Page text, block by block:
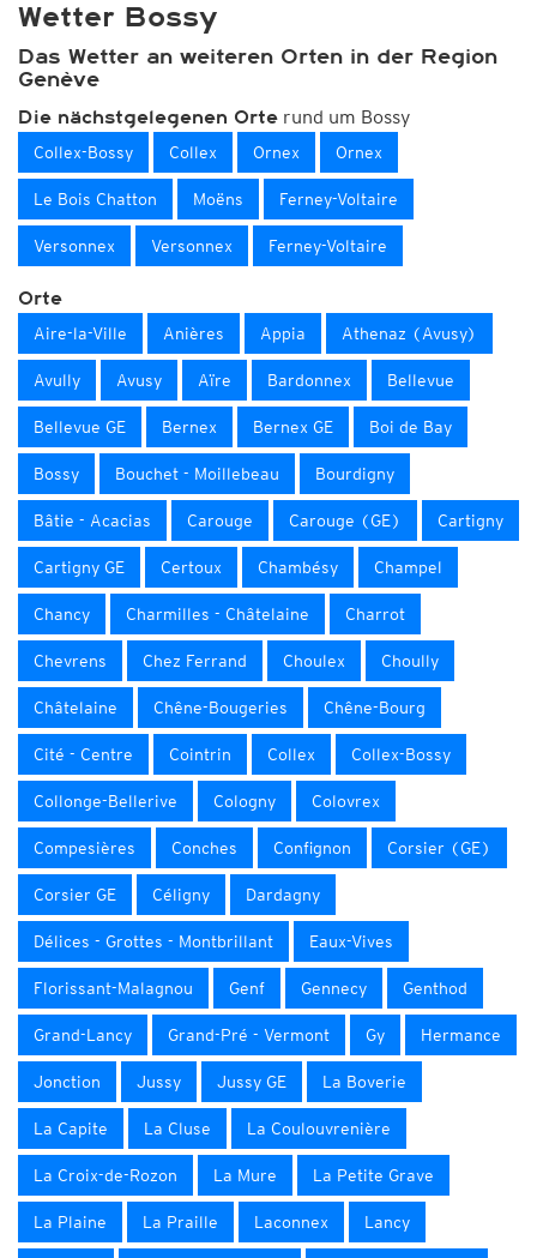
Wetter Bossy
Das Wetter an weiteren Orten in der Region
Genève
Die nächstgelegenen Orte rund um Bossy
Collex-Bossy Collex Ornex Ornex
Le Bois Chatton Moëns Ferney-Voltaire
Versonnex Versonnex Ferney-Voltaire
Orte
Aire-la-Ville Anières Appia Athenaz (Avusy)
Avully Avusy Aïre Bardonnex Bellevue
Bellevue GE Bernex Bernex GE Boi de Bay
Bossy Bouchet - Moillebeau Bourdigny
Bâtie - Acacias Carouge Carouge (GE) Cartigny
Cartigny GE Certoux Chambésy Champel
Chancy Charmilles - Châtelaine Charrot
Chevrens Chez Ferrand Choulex Choully
Châtelaine Chêne-Bougeries Chêne-Bourg
Cité - Centre Cointrin Collex Collex-Bossy
Collonge-Bellerive Cologny Colovrex
Compesières Conches Confignon Corsier (GE)
Corsier GE Céligny Dardagny
Délices - Grottes - Montbrillant Eaux-Vives
Florissant-Malagnou Genf Gennecy Genthod
Grand-Lancy Grand-Pré - Vermont Gy Hermance
Jonction Jussy Jussy GE La Boverie
La Capite La Cluse La Coulouvrenière
La Croix-de-Rozon La Mure La Petite Grave
La Plaine La Praille Laconnex Lancy